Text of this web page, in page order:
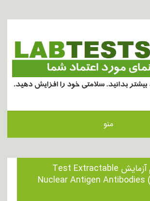
منو
هدف از انجام آزمایش Test Extractable
Nuclear Antigen Antibodies